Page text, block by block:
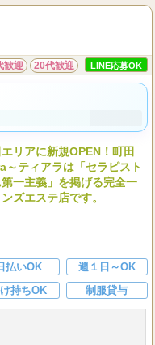
歓迎 20代歓迎 LINE応募OK
リアに新規OPEN！町田
～ティアラは「セラピスト
一主義」を掲げる完全一
ズエステ店です。
払いOK
週１日～OK
持ちOK 制服貸与